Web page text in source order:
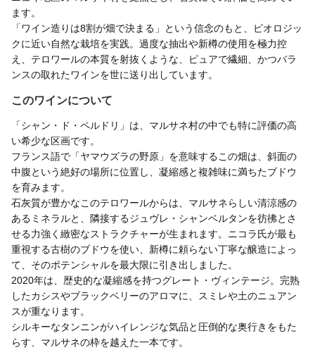
ます。
「ワイン造りは8割が畑で決まる」という信念のもと、ビオロジッ
クに近い自然な栽培を実践。過度な抽出や新樽の使用を極力控
え、テロワールの本質を射抜くような、ピュアで繊細、かつバラ
ンスの取れたワインを世に送り出しています。
このワインについて
「シャン・ド・ペルドリ」は、マルサネ村の中でも特に評価の高
い希少な区画です。
フランス語で「ヤマウズラの野原」を意味するこの畑は、斜面の
中腹という絶好の場所に位置し、凝縮感と複雑味に満ちたブドウ
を育みます。
石灰質が豊かなこのテロワールからは、マルサネらしい清涼感の
あるミネラルと、隣接するジュヴレ・シャンベルタンを彷彿とさ
せる力強く緻密なストラクチャーが生まれます。ニコラ氏が最も
重視する古樹のブドウを使い、新樽に頼らない丁寧な醸造によっ
て、そのポテンシャルを最大限に引き出しました。
2020年は、歴史的な凝縮感を持つグレート・ヴィンテージ。完熟
したカシスやブラックベリーのアロマに、スミレや土のニュアン
スが重なります。
シルキーなタンニンがハイレンジな気品と圧倒的な奥行きをもた
らす、マルサネの枠を越えた一本です。